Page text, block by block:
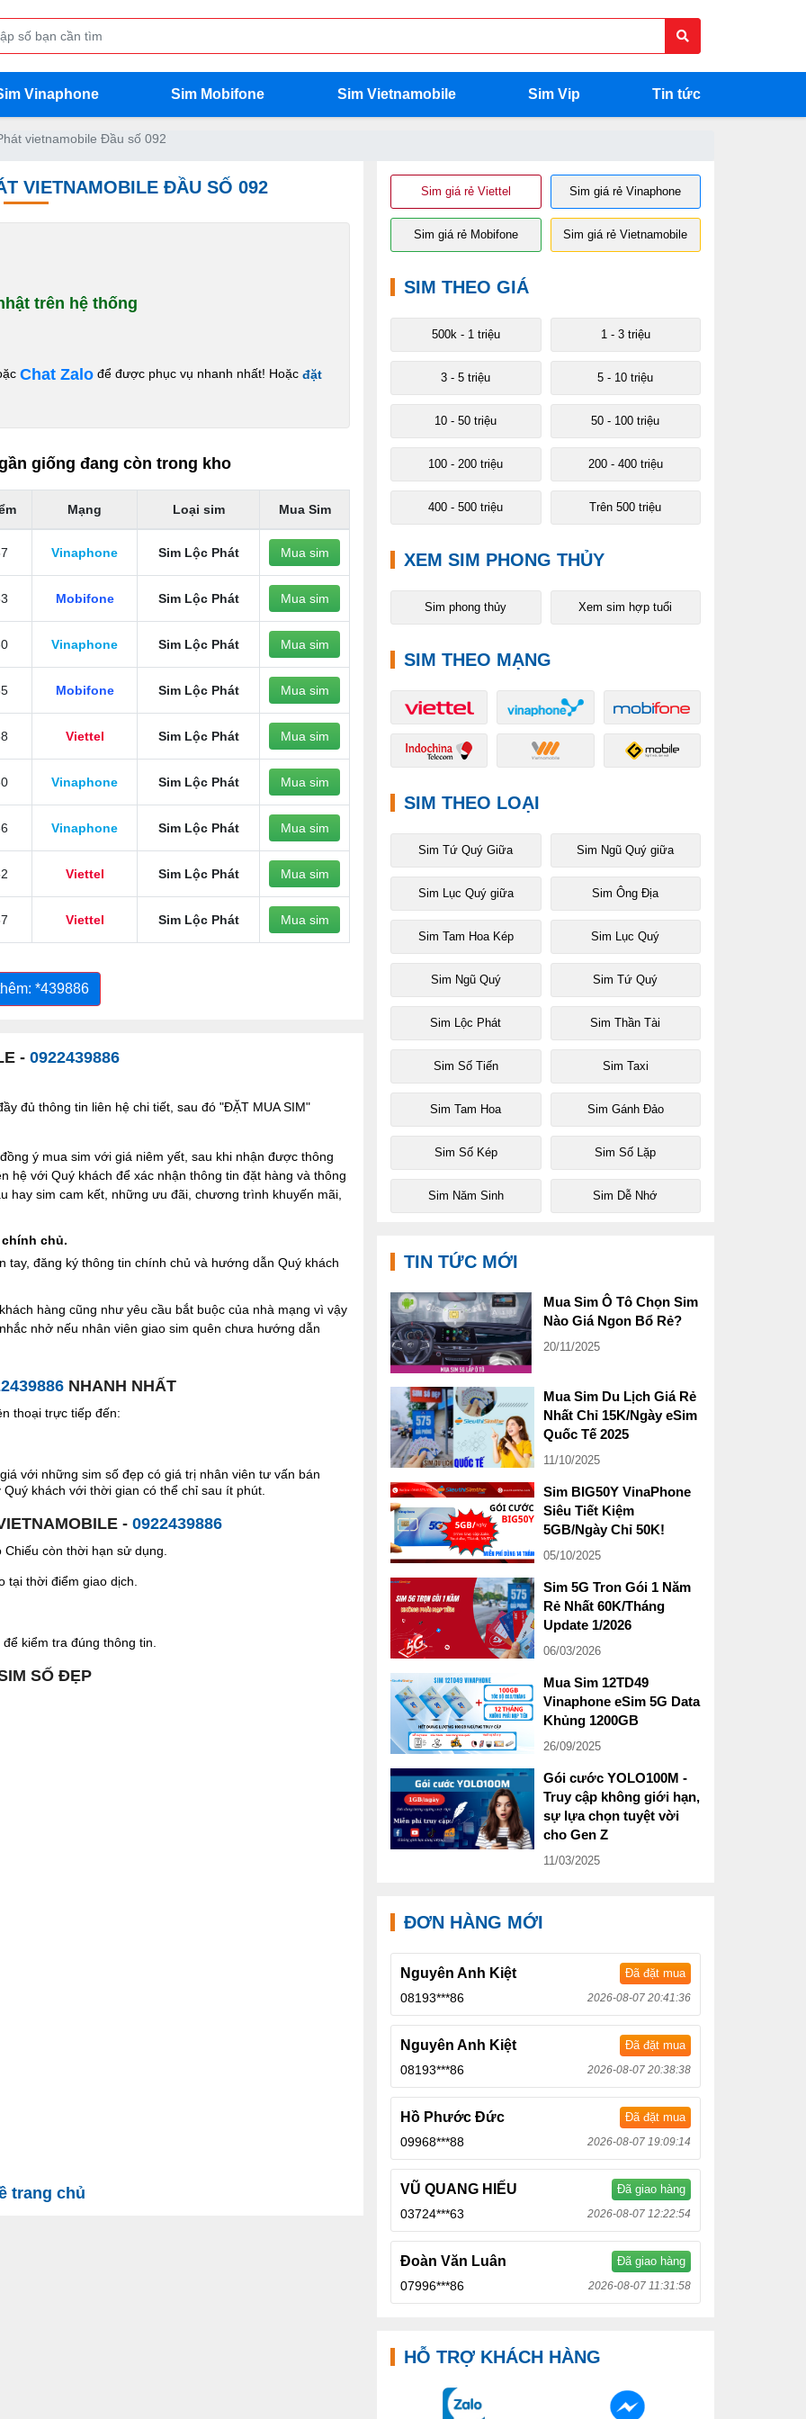
Vinaphone Sim Mobifone Sim Vietnamobile Sim Vip Tin tức
vietnamobile Đầu số 092
VIETNAMOBILE ĐẦU SỐ 092
trên hệ thống
Chat Zalo để được phục vụ nhanh nhất! Hoặc đặt
giống đang còn trong kho
Mạng Loại sim Mua Sim
Vinaphone Sim Lộc Phát Mua sim
Mobifone Sim Lộc Phát Mua sim
Vinaphone Sim Lộc Phát Mua sim
Mobifone Sim Lộc Phát Mua sim
Viettel Sim Lộc Phát Mua sim
Vinaphone Sim Lộc Phát Mua sim
Vinaphone Sim Lộc Phát Mua sim
Viettel Sim Lộc Phát Mua sim
Viettel Sim Lộc Phát Mua sim
*439886
- 0922439886
đủ thông tin liên hệ chi tiết, sau đó "ĐẶT MUA SIM"
ý mua sim với giá niêm yết, sau khi nhận được thông
hệ với Quý khách để xác nhận thông tin đặt hàng và thông
hay sim cam kết, những ưu đãi, chương trình khuyến mãi,
chủ.
tay, đăng ký thông tin chính chủ và hướng dẫn Quý khách
hàng cũng như yêu cầu bắt buộc của nhà mạng vì vậy
nhở nếu nhân viên giao sim quên chưa hướng dẫn
NHANH NHẤT
thoại trực tiếp đến:
với những sim số đẹp có giá trị nhân viên tư vấn bán
khách với thời gian có thể chỉ sau ít phút.
- 0922439886
còn thời hạn sử dụng.
tại thời điểm giao dịch.
kiểm tra đúng thông tin.
SỐ ĐẸP
trang chủ
Sim giá rẻ Viettel Sim giá rẻ Vinaphone
Sim giá rẻ Mobifone Sim giá rẻ Vietnamobile
SIM THEO GIÁ
500k - 1 triệu 1 - 3 triệu
3 - 5 triệu 5 - 10 triệu
10 - 50 triệu 50 - 100 triệu
100 - 200 triệu 200 - 400 triệu
400 - 500 triệu Trên 500 triệu
XEM SIM PHONG THỦY
Sim phong thủy Xem sim hợp tuổi
SIM THEO MẠNG
SIM THEO LOẠI
Sim Tứ Quý Giữa Sim Ngũ Quý giữa
Sim Lục Quý giữa Sim Ông Địa
Sim Tam Hoa Kép Sim Lục Quý
Sim Ngũ Quý Sim Tứ Quý
Sim Lộc Phát Sim Thần Tài
Sim Số Tiến Sim Taxi
Sim Tam Hoa Sim Gánh Đảo
Sim Số Kép Sim Số Lặp
Sim Năm Sinh Sim Dễ Nhớ
TIN TỨC MỚI
Mua Sim Ô Tô Chọn Sim
Nào Giá Ngon Bổ Rẻ?
20/11/2025
Mua Sim Du Lịch Giá Rẻ
Nhất Chỉ 15K/Ngày eSim
Quốc Tế 2025
11/10/2025
Sim BIG50Y VinaPhone
Siêu Tiết Kiệm
5GB/Ngày Chỉ 50K!
05/10/2025
Sim 5G Tron Gói 1 Năm
Rẻ Nhất 60K/Tháng
Update 1/2026
06/03/2026
Mua Sim 12TD49
Vinaphone eSim 5G Data
Khủng 1200GB
26/09/2025
Gói cước YOLO100M -
Truy cập không giới hạn,
sự lựa chọn tuyệt vời
cho Gen Z
11/03/2025
ĐƠN HÀNG MỚI
Nguyên Anh Kiệt Đã đặt mua
08193***86 2026-08-07 20:41:36
Nguyên Anh Kiệt Đã đặt mua
08193***86 2026-08-07 20:38:38
Hồ Phước Đức Đã đặt mua
09968***88 2026-08-07 19:09:14
VŨ QUANG HIẾU Đã giao hàng
03724***63 2026-08-07 12:22:54
Đoàn Văn Luân Đã giao hàng
07996***86 2026-08-07 11:31:58
HỖ TRỢ KHÁCH HÀNG